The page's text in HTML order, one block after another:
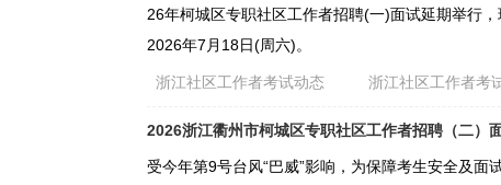
26年柯城区专职社区工作者招聘(一)面试延期举行
2026年7月18日(周六)。
浙江社区工作者考试动态 浙江社区工作者考
2026浙江衢州市柯城区专职社区工作者招聘（二）
受今年第9号台风“巴威”影响，为保障考生安全及